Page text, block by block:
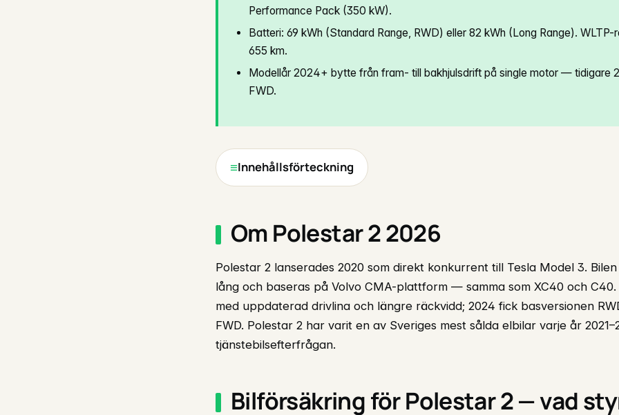
Performance Pack (350 kW).
Batteri: 69 kWh (Standard Range, RWD) eller 82 kWh (Long Range).
655 km.
Modellår 2024+ bytte från fram- till bakhjulsdrift på single motor — tidigare
FWD.
Innehållsförteckning
Om Polestar 2 2026
Polestar 2 lanserades 2020 som direkt konkurrent till Tesla Model 3.
lång och baseras på Volvo CMA-plattform — samma som XC40 och C40.
med uppdaterad drivlina och längre räckvidd; 2024 fick basversionen
FWD. Polestar 2 har varit en av Sveriges mest sålda elbilar varje år
tjänstebilsefterfrågan.
Bilförsäkring för Polestar 2 — vad